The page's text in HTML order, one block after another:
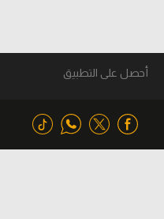
أحصل على التطبيق